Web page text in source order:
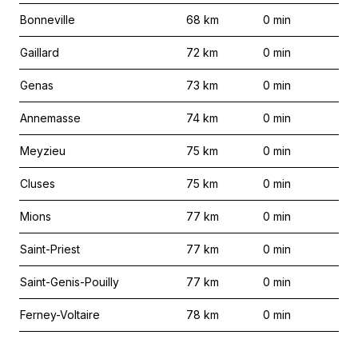
Bonneville 68 km 0 min
Gaillard 72 km 0 min
Genas 73 km 0 min
Annemasse 74 km 0 min
Meyzieu 75 km 0 min
Cluses 75 km 0 min
Mions 77 km 0 min
Saint-Priest 77 km 0 min
Saint-Genis-Pouilly 77 km 0 min
Ferney-Voltaire 78 km 0 min